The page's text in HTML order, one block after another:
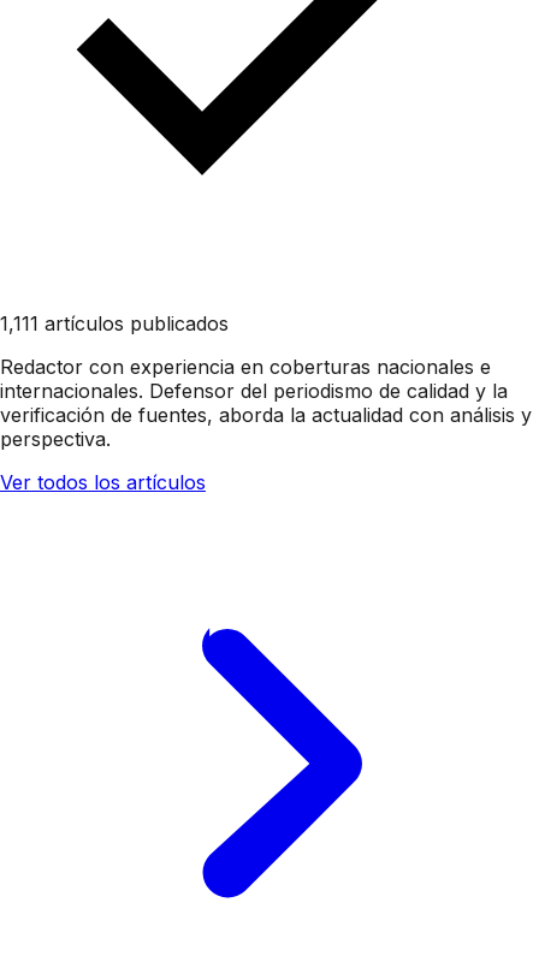
1,111 artículos publicados
Redactor con experiencia en coberturas nacionales e
internacionales. Defensor del periodismo de calidad y la
verificación de fuentes, aborda la actualidad con análisis y
perspectiva.
Ver todos los artículos